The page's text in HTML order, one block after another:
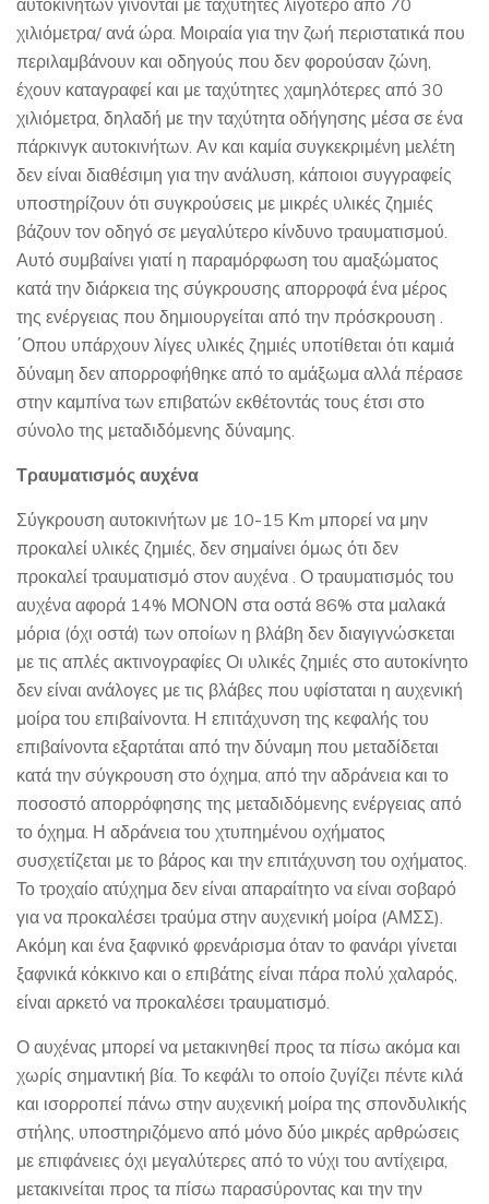
χιλιόμετρα/ ανά ώρα. Μοιραία για την ζωή περιστατικά που
περιλαμβάνουν και οδηγούς που δεν φορούσαν ζώνη,
έχουν καταγραφεί και με ταχύτητες χαμηλότερες από 30
χιλιόμετρα, δηλαδή με την ταχύτητα οδήγησης μέσα σε ένα
πάρκινγκ αυτοκινήτων. Αν και καμία συγκεκριμένη μελέτη
δεν είναι διαθέσιμη για την ανάλυση, κάποιοι συγγραφείς
υποστηρίζουν ότι συγκρούσεις με μικρές υλικές ζημιές
βάζουν τον οδηγό σε μεγαλύτερο κίνδυνο τραυματισμού.
Αυτό συμβαίνει γιατί η παραμόρφωση του αμαξώματος
κατά την διάρκεια της σύγκρουσης απορροφά ένα μέρος
της ενέργειας που δημιουργείται από την πρόσκρουση .
΄Οπου υπάρχουν λίγες υλικές ζημιές υποτίθεται ότι καμιά
δύναμη δεν απορροφήθηκε από το αμάξωμα αλλά πέρασε
στην καμπίνα των επιβατών εκθέτοντάς τους έτσι στο
σύνολο της μεταδιδόμενης δύναμης.
Τραυματισμός αυχένα
Σύγκρουση αυτοκινήτων με 10-15 Κm μπορεί να μην
προκαλεί υλικές ζημιές, δεν σημαίνει όμως ότι δεν
προκαλεί τραυματισμό στον αυχένα . Ο τραυματισμός του
αυχένα αφορά 14% ΜΟΝΟΝ στα οστά 86% στα μαλακά
μόρια (όχι οστά) των οποίων η βλάβη δεν διαγιγνώσκεται
με τις απλές ακτινογραφίες Οι υλικές ζημιές στο αυτοκίνητο
δεν είναι ανάλογες με τις βλάβες που υφίσταται η αυχενική
μοίρα του επιβαίνοντα. Η επιτάχυνση της κεφαλής του
επιβαίνοντα εξαρτάται από την δύναμη που μεταδίδεται
κατά την σύγκρουση στο όχημα, από την αδράνεια και το
ποσοστό απορρόφησης της μεταδιδόμενης ενέργειας από
το όχημα. Η αδράνεια του χτυπημένου οχήματος
συσχετίζεται με το βάρος και την επιτάχυνση του οχήματος.
Το τροχαίο ατύχημα δεν είναι απαραίτητο να είναι σοβαρό
για να προκαλέσει τραύμα στην αυχενική μοίρα (ΑΜΣΣ).
Ακόμη και ένα ξαφνικό φρενάρισμα όταν το φανάρι γίνεται
ξαφνικά κόκκινο και ο επιβάτης είναι πάρα πολύ χαλαρός,
είναι αρκετό να προκαλέσει τραυματισμό.
Ο αυχένας μπορεί να μετακινηθεί προς τα πίσω ακόμα και
χωρίς σημαντική βία. Το κεφάλι το οποίο ζυγίζει πέντε κιλά
και ισορροπεί πάνω στην αυχενική μοίρα της σπονδυλικής
στήλης, υποστηριζόμενο από μόνο δύο μικρές αρθρώσεις
με επιφάνειες όχι μεγαλύτερες από το νύχι του αντίχειρα,
μετακινείται προς τα πίσω παρασύροντας και την την